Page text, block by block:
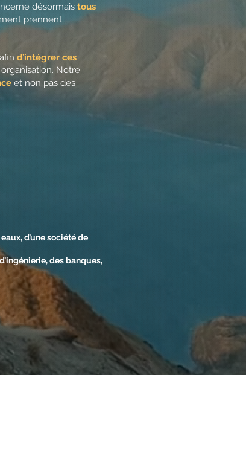
désormais tous
prennent
d’intégrer ces
Notre
et non pas des
d’une société de
des banques,